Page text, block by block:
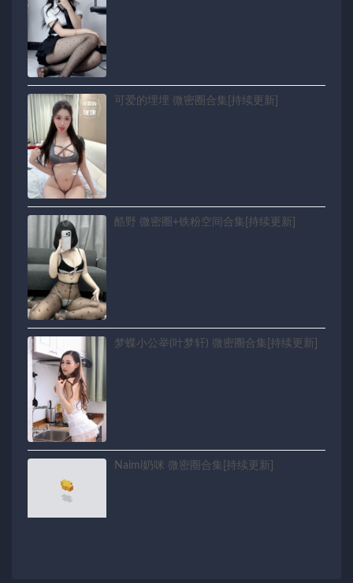
可爱的埋埋 微密圈合集[持续更新]
酷野 微密圈+铁粉空间合集[持续更新]
梦蝶小公举(叶梦轩) 微密圈合集[持续更新]
Naimi奶咪 微密圈合集[持续更新]